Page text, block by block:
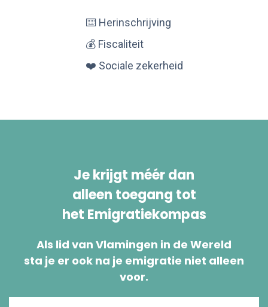
⌨️ Herinschrijving
💰 Fiscaliteit
❤️ Sociale zekerheid
Je krijgt méér dan
alleen toegang tot
het Emigratiekompas
Als lid van Vlamingen in de Wereld
sta je er ook na je emigratie niet alleen
voor.